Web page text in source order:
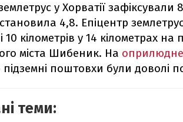
у Хорватії зафіксували
становила 4,8. Епіцентр
10 кілометрів у 14 кілометрах на
міста Шибеник. На
поштовхи були доволі
теми: